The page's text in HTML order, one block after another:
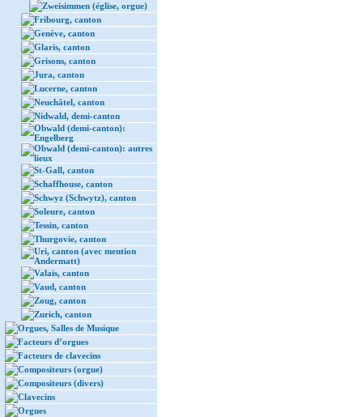
Zweisimmen (église, orgue)
Fribourg, canton
Genève, canton
Glaris, canton
Grisons, canton
Jura, canton
Lucerne, canton
Neuchâtel, canton
Nidwald, demi-canton
Obwald (demi-canton):
Engelberg
Obwald (demi-canton): autres
lieux
St-Gall, canton
Schaffhouse, canton
Schwyz (Schwytz), canton
Soleure, canton
Tessin, canton
Thurgovie, canton
Uri, canton (avec mention
Andermatt)
Valais, canton
Vaud, canton
Zoug, canton
Zurich, canton
Orgues, Salles de Musique
Facteurs d’orgues
Facteurs de clavecins
Compositeurs (orgue)
Compositeurs (divers)
Clavecins
Orgues